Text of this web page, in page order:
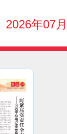
2026年07